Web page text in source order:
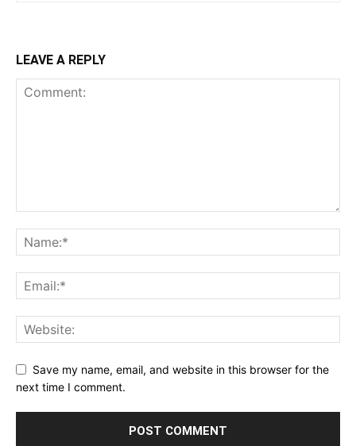
LEAVE A REPLY
Save my name, email, and website in this browser for the
next time I comment.